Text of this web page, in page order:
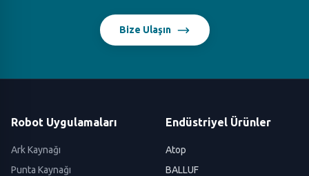
Bize Ulaşın
Robot Uygulamaları
Ark Kaynağı
Punta Kaynağı
Endüstriyel Ürünler
Atop
BALLUF